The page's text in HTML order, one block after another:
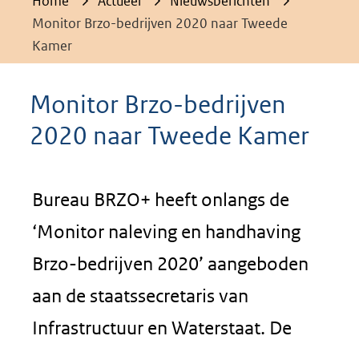
Monitor Brzo-bedrijven 2020 naar Tweede
Kamer
Monitor Brzo-bedrijven
2020 naar Tweede Kamer
Bureau BRZO+ heeft onlangs de
‘Monitor naleving en handhaving
Brzo-bedrijven 2020’ aangeboden
aan de staatssecretaris van
Infrastructuur en Waterstaat. De